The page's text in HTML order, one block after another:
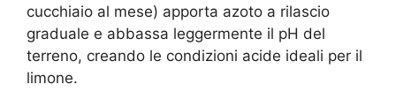
cucchiaio al mese) apporta azoto a rilascio
graduale e abbassa leggermente il pH del
terreno, creando le condizioni acide ideali per il
limone.